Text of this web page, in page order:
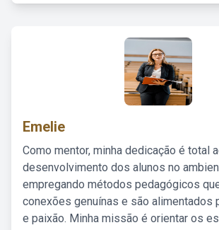
Emelie
Como mentor, minha dedicação é total
desenvolvimento dos alunos no
empregando métodos pedagógicos
conexões genuínas e são alimentados
e paixão. Minha missão é orientar os